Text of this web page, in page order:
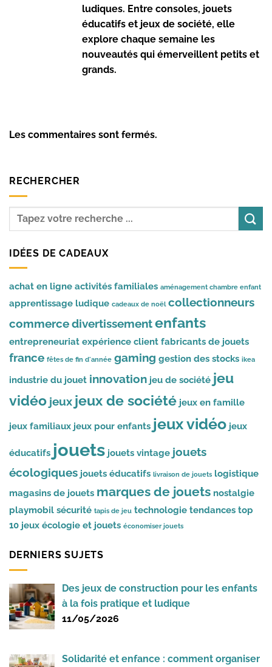
ludiques. Entre consoles, jouets
éducatifs et jeux de société, elle
explore chaque semaine les
nouveautés qui émerveillent petits et
grands.
Les commentaires sont fermés.
RECHERCHER
IDÉES DE CADEAUX
achat en ligne activités familiales aménagement chambre enfant
apprentissage ludique cadeaux de noël collectionneurs
commercedivertissementenfants
entrepreneuriat expérience client fabricants de jouets
france fêtes de fin d'année gaming gestion des stocks ikea
industrie du jouet innovation jeu de société jeu
vidéo jeux jeux de société jeux en famille
jeux familiaux jeux pour enfants jeux vidéo jeux
éducatifs jouets jouets vintage jouets
écologiques jouets éducatifs livraison de jouets logistique
magasins de jouets marques de jouets nostalgie
playmobil sécurité tapis de jeu technologie tendances top
10 jeux écologie et jouets économiser jouets
DERNIERS SUJETS
Des jeux de construction pour les enfants
à la fois pratique et ludique
11/05/2026
Solidarité et enfance : comment organiser